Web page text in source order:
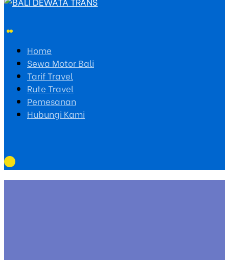
Home
Sewa Motor Bali
Tarif Travel
Rute Travel
Pemesanan
Hubungi Kami